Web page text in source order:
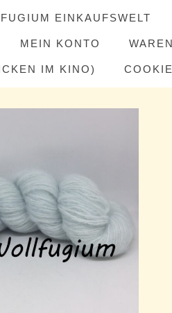
EINKAUFSWELT
MEIN KONTO
IM KINO)